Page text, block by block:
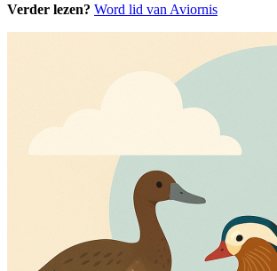
Verder lezen? Word lid van Aviornis